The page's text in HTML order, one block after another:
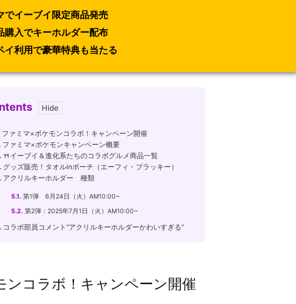
でイーブイ限定商品発売
購入でキーホルダー配布
イ利用で豪華特典も当たる
ファミマ×ポケモンコラボ！キャンペーン開催
ファミマ×ポケモンキャンペーン概要
🍴イーブイ＆進化系たちのコラボグルメ商品一覧
グッズ販売！タオルinポーチ（エーフィ・ブラッキー）
アクリルキーホルダー 種類
5.1. 第1弾 6月24日（火）AM10:00~
5.2. 第2弾：2025年7月1日（火）AM10:00~
コラボ部員コメント”アクリルキーホルダーかわいすぎる”
ンコラボ！キャンペーン開催